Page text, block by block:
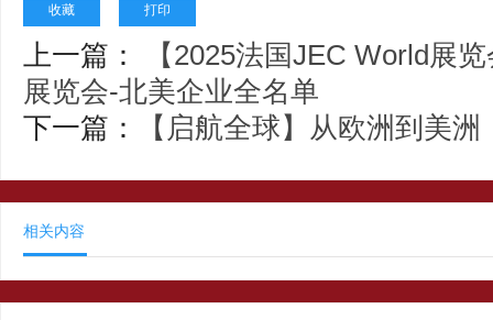
收藏 打印
上一篇：
【2025法国JEC World展
展览会-北美企业全名单
下一篇：
【启航全球】从欧洲到美
相关内容